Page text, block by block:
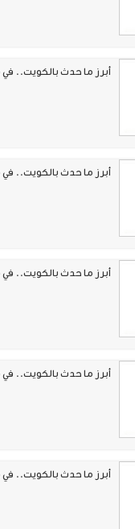
أبرز ما حدث بالكويت.. في
أبرز ما حدث بالكويت.. في
أبرز ما حدث بالكويت.. في
أبرز ما حدث بالكويت.. في
أبرز ما حدث بالكويت.. في